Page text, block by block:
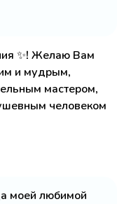
✨! Желаю Вам
и мудрым,
мастером,
человеком
моей любимой